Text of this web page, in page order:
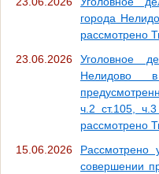
города
рассмотрено
23.06.2026
Уголовное
Нелидово в
ч.2 ст.105,
рассмотрено
15.06.2026
Рассмотрено
совершении